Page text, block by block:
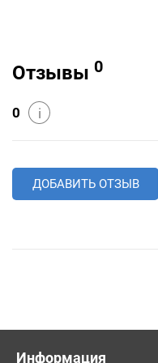
Отзывы 0
0 i
ДОБАВИТЬ ОТЗЫВ
Информация